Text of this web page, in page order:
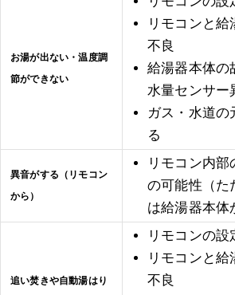
ん。電池交換以外に確認すべきことは？
Q10. 給湯器のリモコンが故障かな？と感
者に連絡すべきですか？
【給湯器のトラブル】みんなの体験談
体験談1：給湯器 東京｜タンクやふろポ
たびたび起こり、 業者に部品交換で対応し
ス給湯器 マンション
体験談2：給湯器 東京｜冬場に突然の給
劣化と酷使でついに交換｜ガス給湯器 マンシ
お湯が出ない・温度調
節ができない
リモコンと
不良
給湯器本体の
水量センサー
ガス・水道の
る
異音がする（リモコン
から）
リモコン内
の可能性（た
は給湯器本体
追い焚きや自動湯はり
リモコンの設
リモコンと
不良